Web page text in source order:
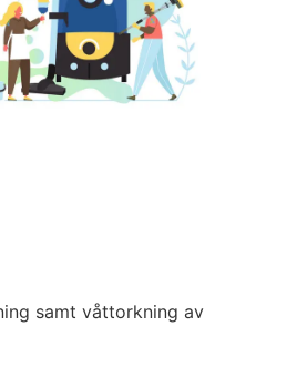
samt våttorkning av